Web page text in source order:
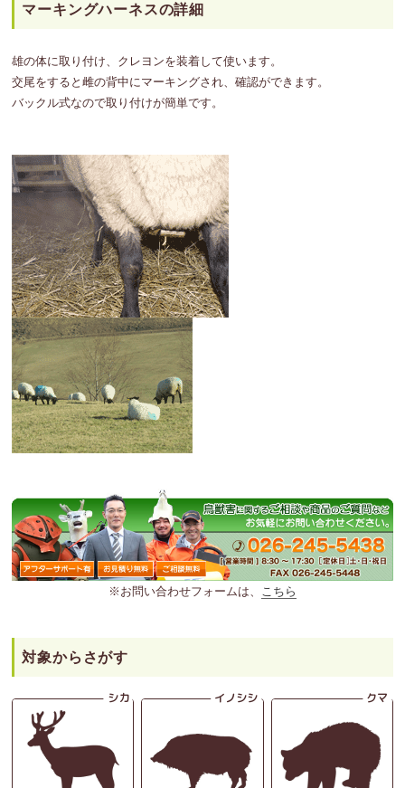
マーキングハーネスの詳細
雄の体に取り付け、クレヨンを装着して使います。
交尾をすると雌の背中にマーキングされ、確認ができます。
バックル式なので取り付けが簡単です。
※お問い合わせフォームは、 こちら
対象からさがす